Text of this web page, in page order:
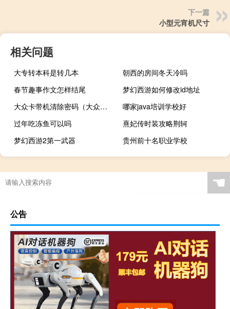
下一篇
小型元宵机尺寸
相关问题
大专转本科是转几本
朝西的房间冬天冷吗
春节趣事作文怎样结尾
梦幻西游如何修改id地址
大众卡带机清除密码（大众卡）
哪家java培训学校好
过年吃冻鱼可以吗
熹妃传时装攻略荆轲
梦幻西游2第一武器
贵州前十名职业学校
☚
公告